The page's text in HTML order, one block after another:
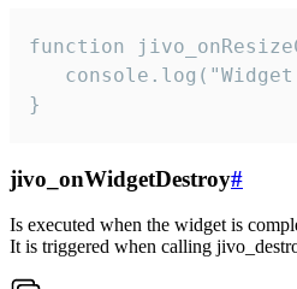
function
}
jivo_onWidgetDestroy#
Is executed when the widget is
It is triggered when calling